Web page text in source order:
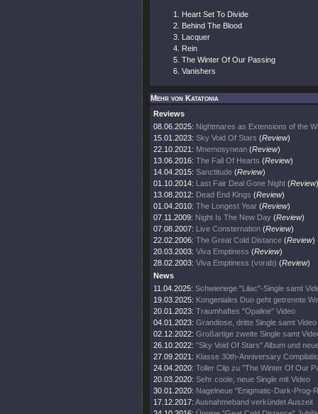
Heart Set To Divide
Behind The Blood
Lacquer
Rein
The Winter Of Our Passing
Vanishers
Mehr von Katatonia
Reviews
08.06.2025: Nightmares as Extensions of the
15.01.2023: Sky Void Of Stars (Review)
22.10.2021: Mnemosynean (Review)
13.06.2016: The Fall Of Hearts (Review)
14.04.2015: Sanctitude (Review)
01.10.2014: Last Fair Deal Gone Night (Review)
13.08.2012: Dead End Kings (Review)
01.04.2010: The Longest Year (Review)
07.11.2009: Night Is The New Day (Review)
07.08.2007: Live Consternation (Review)
22.02.2006: The Great Cold Distance (Review)
20.03.2003: Viva Emptiness (Review)
28.02.2003: Viva Emptiness (vorab) (Review)
News
11.04.2025: Schwieriege "Lilac"-Single samt
19.03.2025: Kongeniales Duo geht getrennte
20.01.2023: Traumhaftes "Opaline" Video
04.01.2023: Grandiose, dritte Single samt Video
02.12.2022: Großartige zweite Single samt
26.10.2022: "Sky Void Of Stars" Album und
27.09.2021: Klasse 30th-Anniversary
24.04.2020: Toller Clip zu "The Winter Of Our
20.03.2020: Sehr coole, neue Single mit Video
30.01.2020: Nagelneue "Enigmatic-Dark-Prog-
17.12.2017: Ausnahmeband verkündet Auszeit